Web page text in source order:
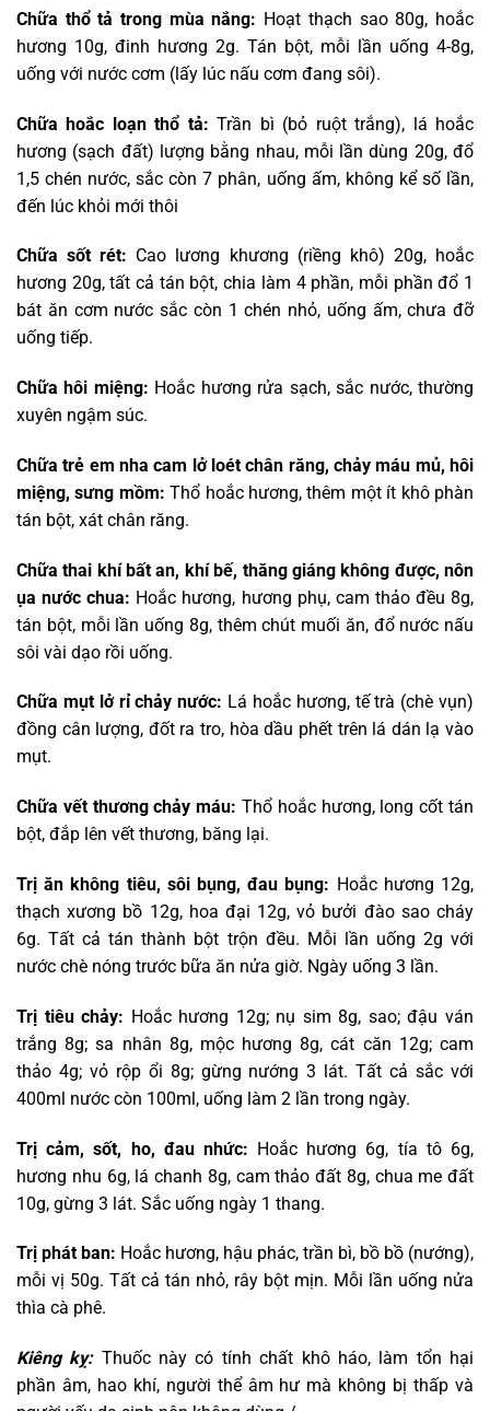
Chữa thổ tả trong mùa nắng: Hoạt thạch sao 80g, hoắc
hương 10g, đinh hương 2g. Tán bột, mỗi lần uống 4-8g,
uống với nước cơm (lấy lúc nấu cơm đang sôi).
Chữa hoắc loạn thổ tả: Trần bì (bỏ ruột trắng), lá hoắc
hương (sạch đất) lượng bằng nhau, mỗi lần dùng 20g, đổ
1,5 chén nước, sắc còn 7 phân, uống ấm, không kể số lần,
đến lúc khỏi mới thôi
Chữa sốt rét: Cao lương khương (riềng khô) 20g, hoắc
hương 20g, tất cả tán bột, chia làm 4 phần, mỗi phần đổ 1
bát ăn cơm nước sắc còn 1 chén nhỏ, uống ấm, chưa đỡ
uống tiếp.
Chữa hôi miệng: Hoắc hương rửa sạch, sắc nước, thường
xuyên ngậm súc.
Chữa trẻ em nha cam lở loét chân răng, chảy máu mủ, hôi
miệng, sưng mồm: Thổ hoắc hương, thêm một ít khô phàn
tán bột, xát chân răng.
Chữa thai khí bất an, khí bế, thăng giáng không được, nôn
ụa nước chua: Hoắc hương, hương phụ, cam thảo đều 8g,
tán bột, mỗi lần uống 8g, thêm chút muối ăn, đổ nước nấu
sôi vài dạo rồi uống.
Chữa mụt lở rỉ chảy nước: Lá hoắc hương, tế trà (chè vụn)
đồng cân lượng, đốt ra tro, hòa dầu phết trên lá dán lạ vào
mụt.
Chữa vết thương chảy máu: Thổ hoắc hương, long cốt tán
bột, đắp lên vết thương, băng lại.
Trị ăn không tiêu, sôi bụng, đau bụng: Hoắc hương 12g,
thạch xương bồ 12g, hoa đại 12g, vỏ bưởi đào sao cháy
6g. Tất cả tán thành bột trộn đều. Mỗi lần uống 2g với
nước chè nóng trước bữa ăn nửa giờ. Ngày uống 3 lần.
Trị tiêu chảy: Hoắc hương 12g; nụ sim 8g, sao; đậu ván
trắng 8g; sa nhân 8g, mộc hương 8g, cát căn 12g; cam
thảo 4g; vỏ rộp ổi 8g; gừng nướng 3 lát. Tất cả sắc với
400ml nước còn 100ml, uống làm 2 lần trong ngày.
Trị cảm, sốt, ho, đau nhức: Hoắc hương 6g, tía tô 6g,
hương nhu 6g, lá chanh 8g, cam thảo đất 8g, chua me đất
10g, gừng 3 lát. Sắc uống ngày 1 thang.
Trị phát ban: Hoắc hương, hậu phác, trần bì, bồ bồ (nướng),
mỗi vị 50g. Tất cả tán nhỏ, rây bột mịn. Mỗi lần uống nửa
thìa cà phê.
Kiêng kỵ:Thuốc này có tính chất khô háo, làm tổn hại
phần âm, hao khí, người thể âm hư mà không bị thấp và